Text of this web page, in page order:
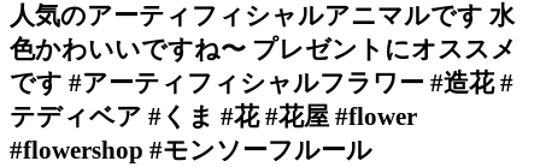
人気のアーティフィシャルアニマルです 水
色かわいいですね〜 プレゼントにオススメ
です #アーティフィシャルフラワー #造花 #
テディベア #くま #花 #花屋 #flower
#flowershop #モンソーフルール